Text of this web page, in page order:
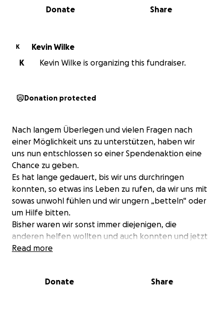
0% complete
Share
Donate
K
Kevin Wilke
K
Kevin Wilke is organizing this fundraiser.
Donation protected
Nach langem Überlegen und vielen Fragen nach
einer Möglichkeit uns zu unterstützen, haben wir
uns nun entschlossen so einer Spendenaktion eine
Chance zu geben.
Es hat lange gedauert, bis wir uns durchringen
konnten, so etwas ins Leben zu rufen, da wir uns mit
sowas unwohl fühlen und wir ungern „betteln“ oder
um Hilfe bitten.
Bisher waren wir sonst immer diejenigen, die
anderen helfen wollten und auch konnten und jetzt
auf Hilfe angewiesen zu sein, ist neu für uns…
2025 unser erstes Kind zur Welt gebracht…
Read more
Donate Share